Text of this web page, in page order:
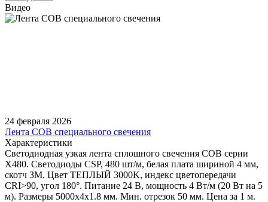
Видео
24 февраля 2026
Лента COB специального свечения
Характеристики
Светодиодная узкая лента сплошного свечения COB серии
X480. Светодиоды CSP, 480 шт/м, белая плата шириной 4 мм,
скотч 3M. Цвет ТЕПЛЫЙ 3000K, индекс цветопередачи
CRI>90, угол 180°. Питание 24 В, мощность 4 Вт/м (20 Вт на 5
м). Размеры 5000х4х1.8 мм. Мин. отрезок 50 мм. Цена за 1 м.